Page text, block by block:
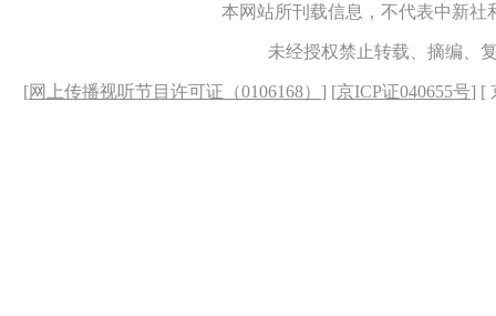
本网站所刊载信息，不代表中新
未经授权禁止转载、摘编、
[网上传播视听节目许可证（0106168） ] [京ICP证040655号] [